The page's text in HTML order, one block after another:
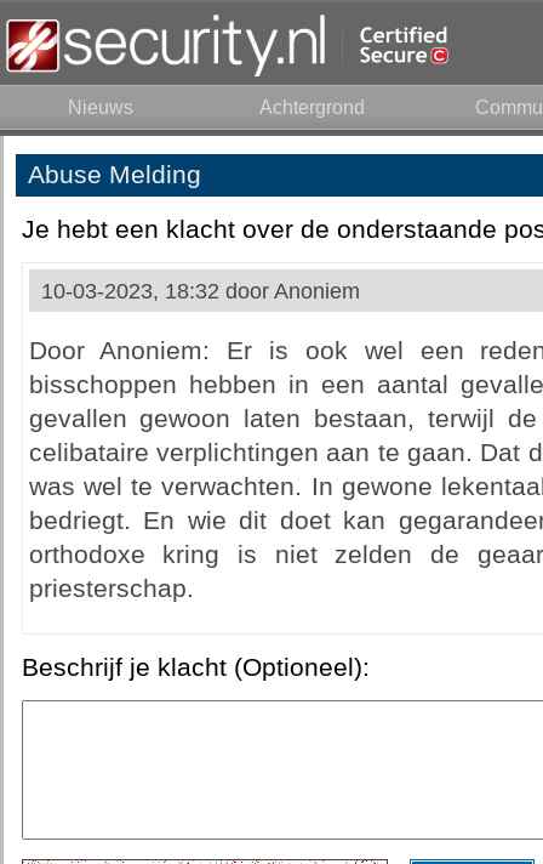
Nieuws Achtergrond
Abuse Melding
Je hebt een klacht over de onderstaande
10-03-2023, 18:32 door Anoniem
Door Anoniem: Er is ook wel een
bisschoppen hebben in een aantal
gevallen gewoon laten bestaan, terwijl
celibataire verplichtingen aan te gaan. Dat
was wel te verwachten. In gewone
bedriegt. En wie dit doet kan
orthodoxe kring is niet zelden de
priesterschap.
Beschrijf je klacht (Optioneel):